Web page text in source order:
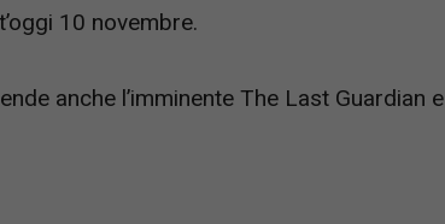
10 novembre.
anche l’imminente The Last Guardian e